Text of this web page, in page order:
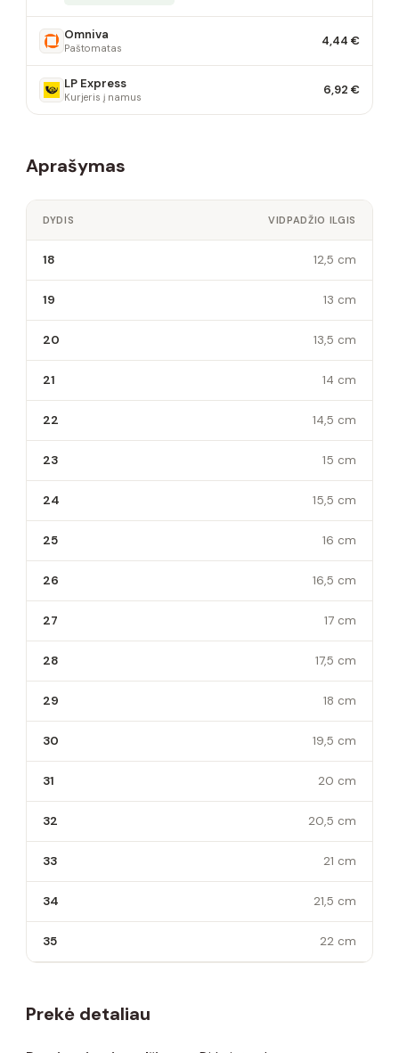
Omniva
Paštomatas 4,44 €
LP Express
Kurjeris į namus 6,92 €
Aprašymas
DYDIS VIDPADŽIO ILGIS
18 12,5 cm
19 13 cm
20 13,5 cm
21 14 cm
22 14,5 cm
23 15 cm
24 15,5 cm
25 16 cm
26 16,5 cm
27 17 cm
28 17,5 cm
29 18 cm
30 19,5 cm
31 20 cm
32 20,5 cm
33 21 cm
34 21,5 cm
35 22 cm
Prekė detaliau